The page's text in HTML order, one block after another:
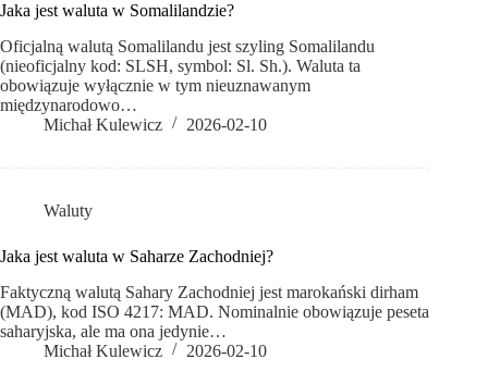
Jaka jest waluta w Somalilandzie?
Oficjalną walutą Somalilandu jest szyling Somalilandu
(nieoficjalny kod: SLSH, symbol: Sl. Sh.). Waluta ta
obowiązuje wyłącznie w tym nieuznawanym
międzynarodowo…
Michał Kulewicz
2026-02-10
Waluty
Jaka jest waluta w Saharze Zachodniej?
Faktyczną walutą Sahary Zachodniej jest marokański dirham
(MAD), kod ISO 4217: MAD. Nominalnie obowiązuje peseta
saharyjska, ale ma ona jedynie…
Michał Kulewicz
2026-02-10